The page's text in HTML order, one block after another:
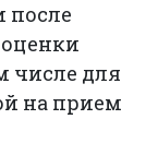
после
числе для
на прием